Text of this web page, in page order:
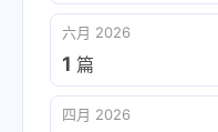
六月 2026
1 篇
四月 2026